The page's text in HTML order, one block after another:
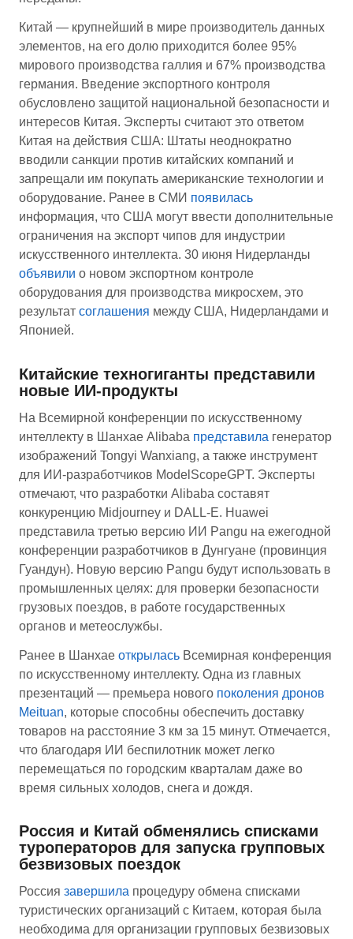
Китай — крупнейший в мире производитель данных
элементов, на его долю приходится более 95%
мирового производства галлия и 67% производства
германия. Введение экспортного контроля
обусловлено защитой национальной безопасности и
интересов Китая. Эксперты считают это ответом
Китая на действия США: Штаты неоднократно
вводили санкции против китайских компаний и
запрещали им покупать американские технологии и
оборудование. Ранее в СМИ появилась
информация, что США могут ввести дополнительные
ограничения на экспорт чипов для индустрии
искусственного интеллекта. 30 июня Нидерланды
объявили о новом экспортном контроле
оборудования для производства микросхем, это
результат соглашения между США, Нидерландами и
Японией.
Китайские техногиганты представили
новые ИИ-продукты
На Всемирной конференции по искусственному
интеллекту в Шанхае Alibaba представила генератор
изображений Tongyi Wanxiang, а также инструмент
для ИИ-разработчиков ModelScopeGPT. Эксперты
отмечают, что разработки Alibaba составят
конкуренцию Midjourney и DALL-E. Huawei
представила третью версию ИИ Pangu на ежегодной
конференции разработчиков в Дунгуане (провинция
Гуандун). Новую версию Pangu будут использовать в
промышленных целях: для проверки безопасности
грузовых поездов, в работе государственных
органов и метеослужбы.
Ранее в Шанхае открылась Всемирная конференция
по искусственному интеллекту. Одна из главных
презентаций — премьера нового поколения дронов
Meituan, которые способны обеспечить доставку
товаров на расстояние 3 км за 15 минут. Отмечается,
что благодаря ИИ беспилотник может легко
перемещаться по городским кварталам даже во
время сильных холодов, снега и дождя.
Россия и Китай обменялись списками
туроператоров для запуска групповых
безвизовых поездок
Россия завершила процедуру обмена списками
туристических организаций с Китаем, которая была
необходима для организации групповых безвизовых